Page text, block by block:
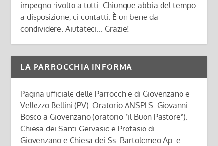
impegno rivolto a tutti. Chiunque abbia del tempo
a disposizione, ci contatti. È un bene da
condividere. Aiutateci... Grazie!
LA PARROCCHIA INFORMA
Pagina ufficiale delle Parrocchie di Giovenzano e
Vellezzo Bellini (PV). Oratorio ANSPI S. Giovanni
Bosco a Giovenzano (oratorio “il Buon Pastore”).
Chiesa dei Santi Gervasio e Protasio di
Giovenzano e Chiesa dei Ss. Bartolomeo Ap. e